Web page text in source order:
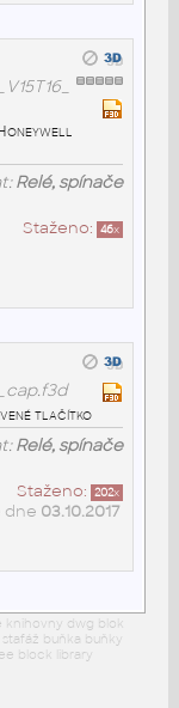
Relé, spínače
Staženo: 46x
tlačítko
Relé, spínače
Staženo: 202x
dne 03.10.2017
knihovny dwg blok
buňka buňky
block library